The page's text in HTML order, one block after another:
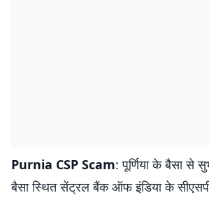
Purnia CSP Scam: पूर्णिया के बैसा से
बैसा स्थित सेंट्रल बैंक ऑफ इंडिया के सीएसपी